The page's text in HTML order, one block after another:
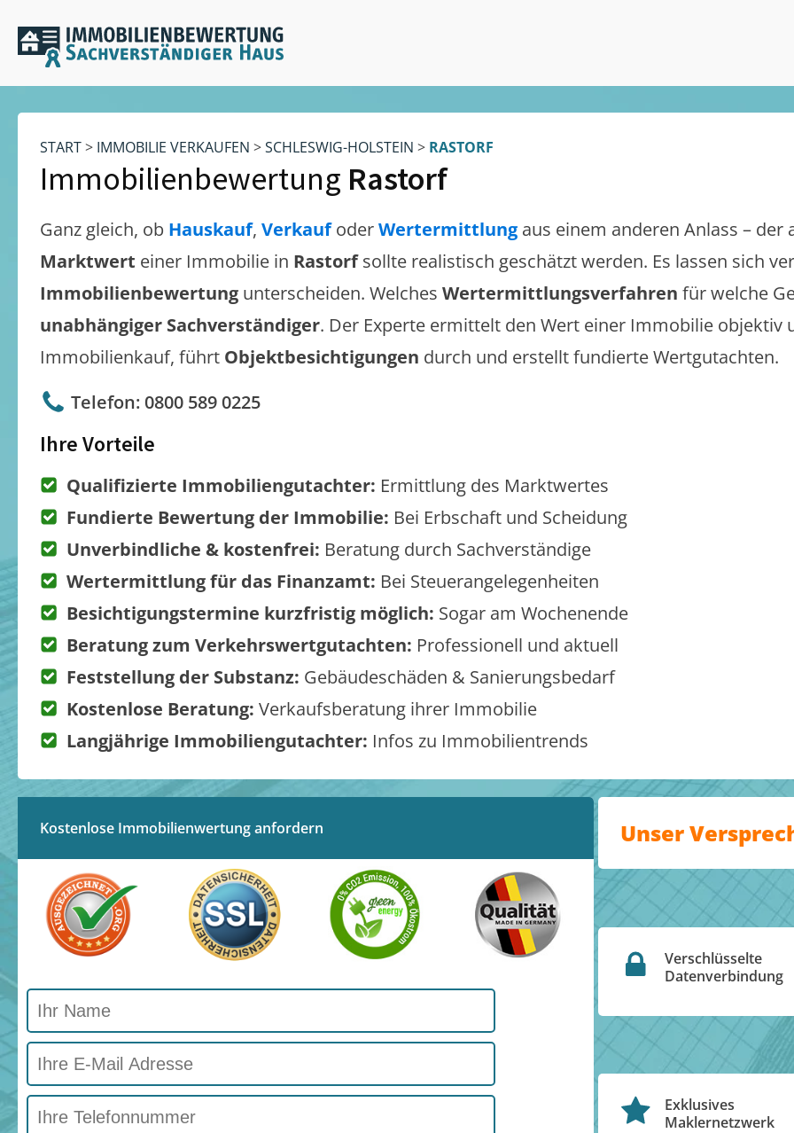
START> IMMOBILIE VERKAUFEN >SCHLESWIG-HOLSTEIN > RASTORF
Immobilienbewertung Rastorf
Ganz gleich, ob Hauskauf, VerkaufoderWertermittlung aus einem anderen Anlass – der
Marktwert einer Immobilie in Rastorf sollte realistisch geschätzt werden. Es lassen sich
Immobilienbewertung unterscheiden. Welches Wertermittlungsverfahren für welche
unabhängiger Sachverständiger. Der Experte ermittelt den Wert einer Immobilie objektiv
Immobilienkauf, führt Objektbesichtigungen durch und erstellt fundierte Wertgutachten.
Telefon: 0800 589 0225
Ihre Vorteile
Qualifizierte Immobiliengutachter: Ermittlung des Marktwertes
Fundierte Bewertung der Immobilie: Bei Erbschaft und Scheidung
Unverbindliche & kostenfrei: Beratung durch Sachverständige
Wertermittlung für das Finanzamt: Bei Steuerangelegenheiten
Besichtigungstermine kurzfristig möglich: Sogar am Wochenende
Beratung zum Verkehrswertgutachten: Professionell und aktuell
Feststellung der Substanz: Gebäudeschäden & Sanierungsbedarf
Kostenlose Beratung: Verkaufsberatung ihrer Immobilie
Langjährige Immobiliengutachter: Infos zu Immobilientrends
Kostenlose Immobilienwertung anfordern Unser
Verschlüsselte
Datenverbindung
Exklusives
Maklernetzwerk